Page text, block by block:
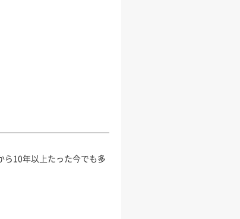
ら10年以上たった今でも多